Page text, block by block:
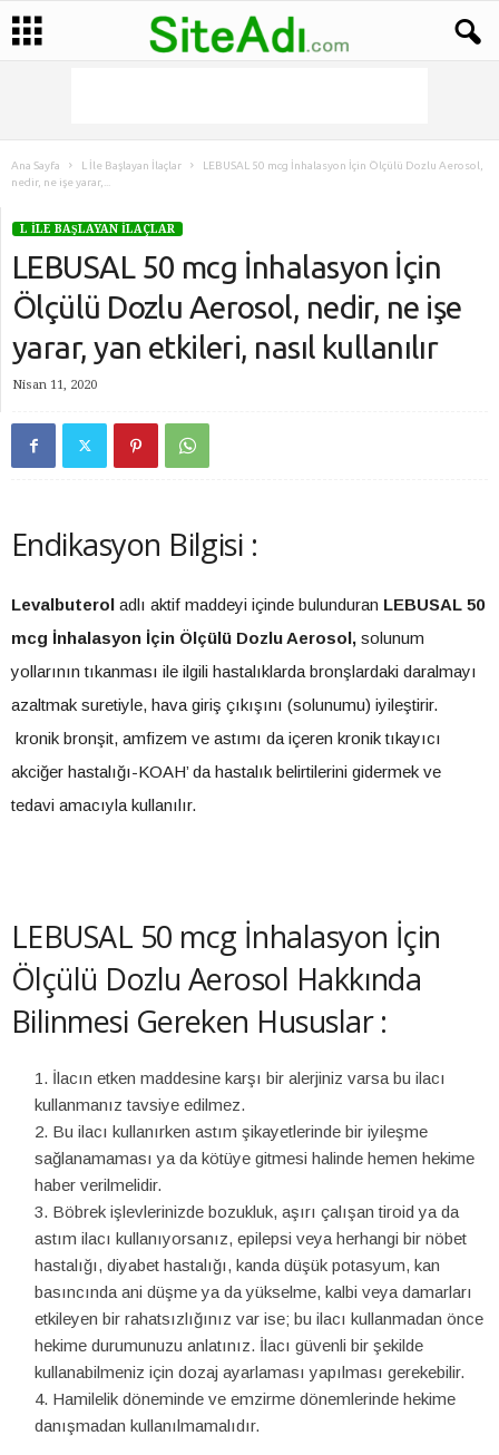
Ana Sayfa L İle Başlayan İlaçlar
LEBUSAL 50 mcg İnhalasyon İçin Ölçülü Dozlu Aerosol,
nedir, ne işe yarar,...
L İLE BAŞLAYAN İLAÇLAR
LEBUSAL 50 mcg İnhalasyon İçin
Ölçülü Dozlu Aerosol, nedir, ne işe
yarar, yan etkileri, nasıl kullanılır
Nisan 11, 2020
Endikasyon Bilgisi :
Levalbuterol adlı aktif maddeyi içinde bulunduran LEBUSAL 50
mcg İnhalasyon İçin Ölçülü Dozlu Aerosol, solunum
yollarının tıkanması ile ilgili hastalıklarda bronşlardaki daralmayı
azaltmak suretiyle, hava giriş çıkışını (solunumu) iyileştirir.
kronik bronşit, amfizem ve astımı da içeren kronik tıkayıcı
akciğer hastalığı-KOAH’ da hastalık belirtilerini gidermek ve
tedavi amacıyla kullanılır.
LEBUSAL 50 mcg İnhalasyon İçin
Ölçülü Dozlu Aerosol Hakkında
Bilinmesi Gereken Hususlar :
İlacın etken maddesine karşı bir alerjiniz varsa bu ilacı
kullanmanız tavsiye edilmez.
Bu ilacı kullanırken astım şikayetlerinde bir iyileşme
sağlanamaması ya da kötüye gitmesi halinde hemen hekime
haber verilmelidir.
Böbrek işlevlerinizde bozukluk, aşırı çalışan tiroid ya da
astım ilacı kullanıyorsanız, epilepsi veya herhangi bir nöbet
hastalığı, diyabet hastalığı, kanda düşük potasyum, kan
basıncında ani düşme ya da yükselme, kalbi veya damarları
etkileyen bir rahatsızlığınız var ise; bu ilacı kullanmadan önce
hekime durumunuzu anlatınız. İlacı güvenli bir şekilde
kullanabilmeniz için dozaj ayarlaması yapılması gerekebilir.
Hamilelik döneminde ve emzirme dönemlerinde hekime
danışmadan kullanılmamalıdır.